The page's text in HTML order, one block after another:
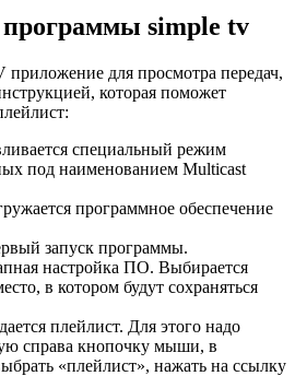
simple tv
приложение для просмотра передач,
которая поможет
специальный режим
под наименованием Multicast
программное обеспечение
запуск программы.
настройка ПО. Выбирается
в котором будут сохраняться
плейлист. Для этого надо
справа кнопочку мыши, в
«плейлист», нажать на ссылку